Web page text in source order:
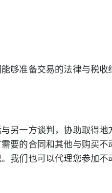
够准备交易的法律与税
另一方谈判，协助取得
要的合同和其他与购买
我们也可以代理您参加